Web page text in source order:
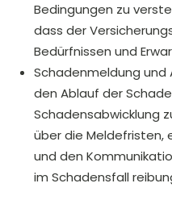
Bedingungen zu
dass der
Bedürfnissen und
Schadenmeldung und
den Ablauf der
Schadensabwicklung
über die Meldefristen,
und den
im Schadensfall